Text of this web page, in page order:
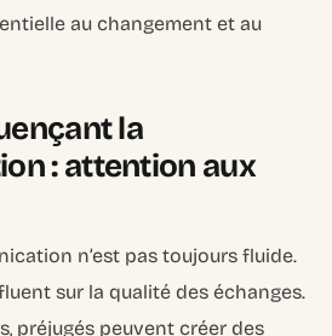
au changement et au
la
: attention aux
n’est pas toujours fluide.
sur la qualité des échanges.
préjugés peuvent créer des